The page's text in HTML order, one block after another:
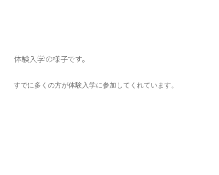
体験入学の様子です。
すでに多くの方が体験入学に参加してくれています。